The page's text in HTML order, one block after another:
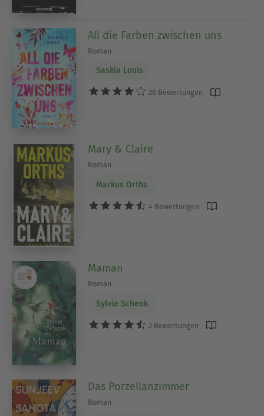
All die Farben zwischen uns
Roman
Saskia Louis
26 Bewertungen
Mary & Claire
Roman
Markus Orths
4 Bewertungen
Maman
Roman
Sylvie Schenk
2 Bewertungen
Das Porzellanzimmer
Roman